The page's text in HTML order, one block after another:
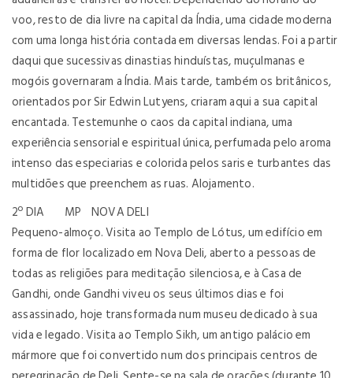
voo, resto de dia livre na capital da Índia, uma cidade moderna
com uma longa história contada em diversas lendas. Foi a partir
daqui que sucessivas dinastias hinduístas, muçulmanas e
mogóis governaram a Índia. Mais tarde, também os britânicos,
orientados por Sir Edwin Lutyens, criaram aqui a sua capital
encantada. Testemunhe o caos da capital indiana, uma
experiência sensorial e espiritual única, perfumada pelo aroma
intenso das especiarias e colorida pelos saris e turbantes das
multidões que preenchem as ruas. Alojamento.
2º DIA MP NOVA DELI
Pequeno-almoço. Visita ao Templo de Lótus, um edifício em
forma de flor localizado em Nova Deli, aberto a pessoas de
todas as religiões para meditação silenciosa, e à Casa de
Gandhi, onde Gandhi viveu os seus últimos dias e foi
assassinado, hoje transformada num museu dedicado à sua
vida e legado. Visita ao Templo Sikh, um antigo palácio em
mármore que foi convertido num dos principais centros de